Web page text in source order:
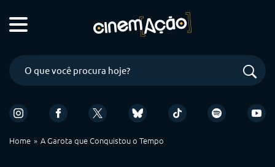
Home A Garota que Conquistou o Tempo